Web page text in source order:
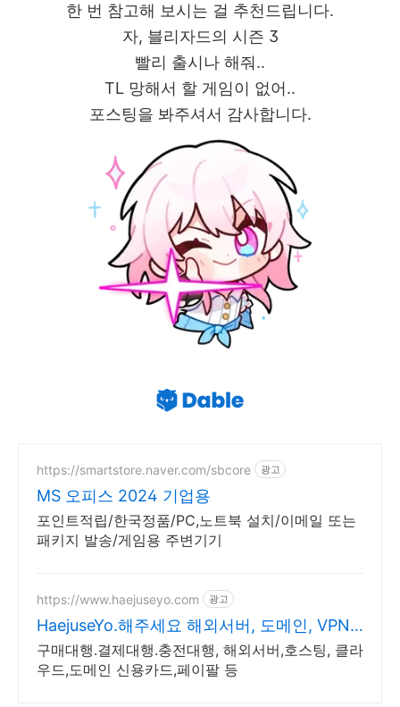
한 번 참고해 보시는 걸 추천드립니다.
자, 블리자드의 시즌 3
빨리 출시나 해줘..
TL 망해서 할 게임이 없어..
포스팅을 봐주셔서 감사합니다.
https://smartstore.naver.com/sbcore 광고
MS 오피스 2024 기업용
포인트적립/한국정품/PC,노트북 설치/이메일 또는
패키지 발송/게임용 주변기기
https://www.haejuseyo.com 광고
HaejuseYo.해주세요 해외서버, 도메인, VPN
등
구매대행.결제대행.충전대행, 해외서버,호스팅, 클라
우드,도메인 신용카드,페이팔 등